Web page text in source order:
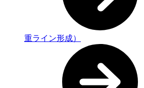
重ライン形成）